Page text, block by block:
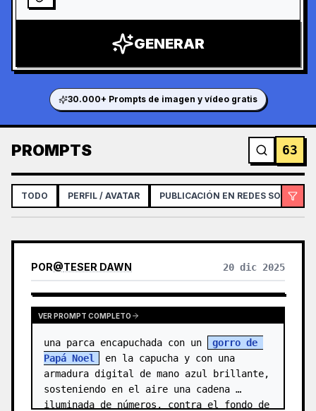
GENERAR
30.000+ Prompts de imagen y vídeo gratis
PROMPTS 63
TODO PERFIL / AVATAR PUBLICACIÓN EN REDES SOCIALES
POR@TESER DAWN 20 dic 2025
VER PROMPT COMPLETO
una parca encapuchada con un
gorro de
Papá Noel
en la capucha y con una
armadura digital de mano azul brillante,
sosteniendo en el aire una cadena
iluminada de números, contra el fondo de